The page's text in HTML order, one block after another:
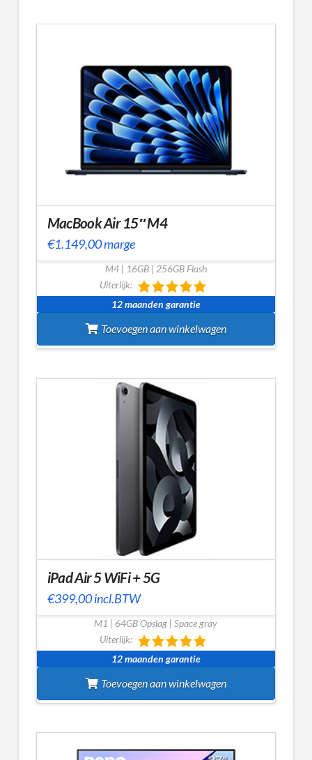
MacBook Air 15″ M4
€1.149,00marge
M4 | 16GB | 256GB Flash
Uiterlijk:
12 maanden garantie
Toevoegen aan winkelwagen
iPad Air 5 WiFi + 5G
€399,00incl.BTW
M1 | 64GB Opslag | Space gray
Uiterlijk:
12 maanden garantie
Toevoegen aan winkelwagen